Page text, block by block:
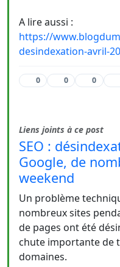
A lire aussi :
https://
desindexation-avril-
0 0 0
Liens joints à ce post
SEO :
Google, de
weekend
Un problème
nombreux sites
de pages ont été
chute importante de
domaines.